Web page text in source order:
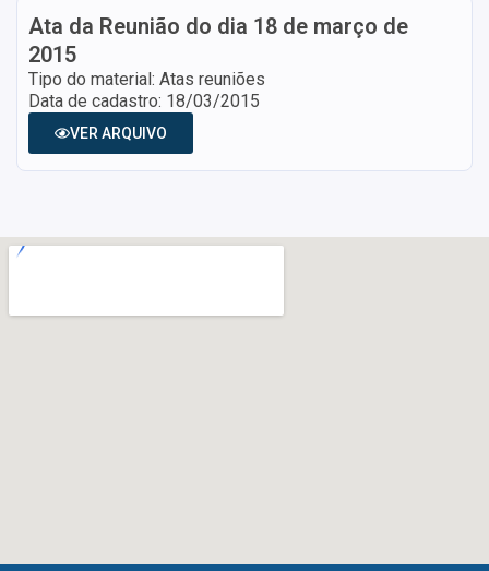
Ata da Reunião do dia 18 de março de
2015
Tipo do material: Atas reuniões
Data de cadastro: 18/03/2015
VER ARQUIVO